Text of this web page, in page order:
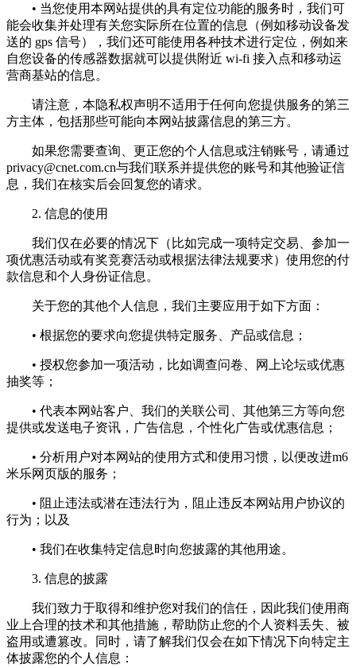
• 当您使用本网站提供的具有定位功能的服务时，我们可
能会收集并处理有关您实际所在位置的信息（例如移动设备发
送的 gps 信号），我们还可能使用各种技术进行定位，例如来
自您设备的传感器数据就可以提供附近 wi-fi 接入点和移动运
营商基站的信息。
请注意，本隐私权声明不适用于任何向您提供服务的第三
方主体，包括那些可能向本网站披露信息的第三方。
如果您需要查询、更正您的个人信息或注销账号，请通过
privacy@cnet.com.cn与我们联系并提供您的账号和其他验证信
息，我们在核实后会回复您的请求。
2. 信息的使用
我们仅在必要的情况下（比如完成一项特定交易、参加一
项优惠活动或有奖竞赛活动或根据法律法规要求）使用您的付
款信息和个人身份证信息。
关于您的其他个人信息，我们主要应用于如下方面：
• 根据您的要求向您提供特定服务、产品或信息；
• 授权您参加一项活动，比如调查问卷、网上论坛或优惠
抽奖等；
• 代表本网站客户、我们的关联公司、其他第三方等向您
提供或发送电子资讯，广告信息，个性化广告或优惠信息；
• 分析用户对本网站的使用方式和使用习惯，以便改进m6
米乐网页版的服务；
• 阻止违法或潜在违法行为，阻止违反本网站用户协议的
行为；以及
• 我们在收集特定信息时向您披露的其他用途。
3. 信息的披露
我们致力于取得和维护您对我们的信任，因此我们使用商
业上合理的技术和其他措施，帮助防止您的个人资料丢失、被
盗用或遭篡改。同时，请了解我们仅会在如下情况下向特定主
体披露您的个人信息：